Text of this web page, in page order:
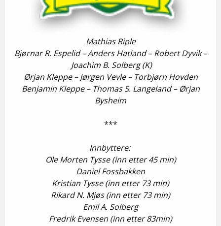
Mathias Riple
Bjørnar R. Espelid– Anders Hatland – Robert Dyvik –
Joachim B. Solberg (K)
Ørjan Kleppe–Jørgen Vevle – Torbjørn Hovden
Benjamin Kleppe– Thomas S. Langeland – Ørjan
Bysheim
***
Innbyttere:
Ole Morten Tysse (inn etter 45 min)
Daniel Fossbakken
Kristian Tysse (inn etter 73 min)
Rikard N. Mjøs (inn etter 73 min)
Emil A. Solberg
Fredrik Evensen (inn etter 83min)